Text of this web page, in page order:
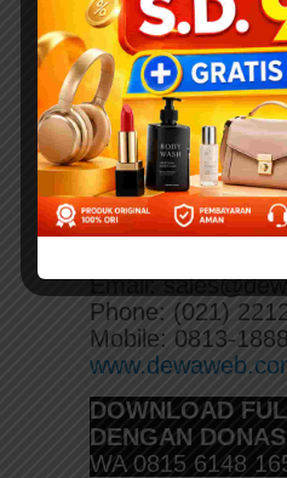
Jakarta Selatan
Telp. 021
Faks: 021 727
https://
Cloud Hosting
PT Dewaweb
AKR Tower ?
Jl. Panjang no.5,
Email:
Phone: (021)
Mobile: 0813-
DOWNLOAD
DENGAN
WA 0815 6148